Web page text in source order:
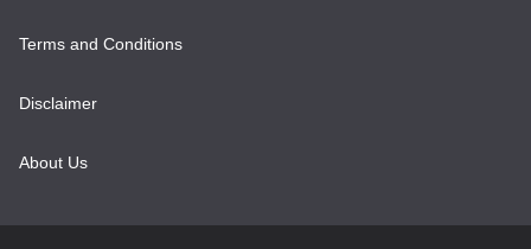
Terms and Conditions
Disclaimer
About Us